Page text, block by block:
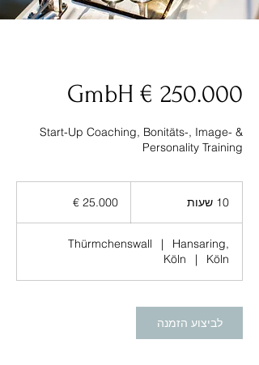
250.000 € GmbH
Start-Up Coaching, Bonitäts-, Image- &
Personality Training
10 שעות
ע
ו
ת
25.000 €
Thürmchenswall |
Hansaring,
Köln
| Köln
לביצוע הזמנה